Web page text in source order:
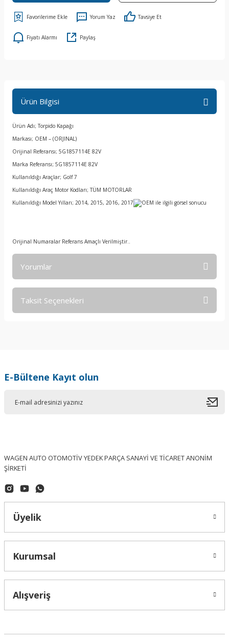
Yorum Yaz Tavsiye Et
Fiyatı Alarmı Paylaş
Ürün Bilgisi
Ürün Adı; Torpido Kapağı
Markası; OEM – (ORJINAL)
Orijinal Referansı; 5G1857114E 82V
Marka Referansı; 5G1857114E 82V
Kullanıldığı Araçlar; Golf 7
Kullanıldığı Araç Motor Kodları; TÜM MOTORLAR
Kullanıldığı Model Yılları; 2014, 2015, 2016, 2017
Orijinal Numaralar Referans Amaçlı Verilmiştir..
Yorumlar
Taksit Seçenekleri
E-Bültene Kayıt olun
WAGEN AUTO OTOMOTİV YEDEK PARÇA SANAYİ VE TİCARET ANONİM
ŞİRKETİ
Üyelik
Kurumsal
Alışveriş